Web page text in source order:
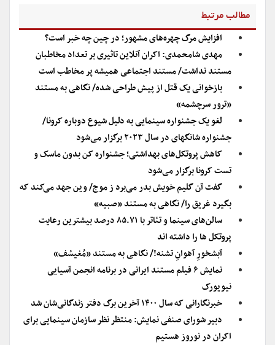
مطالب مرتبط
افزایش مرگ چهره‌های مشهور؛ در چین چه خبر است؟
مهدی شامحمدی: اکران آنلاین تاثیری بر تعداد مخاطبان
مستند نداشت/ مستند اجتماعی همیشه پر مخاطب است
بازخوانی یک قتل از پیش طراحی شده/ نگاهی به مستند
«ترور سرچشمه»
لغو یک جشنواره سینمایی به دلیل شیوع دوباره کرونا/
جشنواره شانگهای در سال ۲۰۲۳ برگزار می‌شود
کاهش پروتکل‌های بهداشتی؛ جشنواره کن بدون ماسک و
تست کرونا برگزار می‌شود
گفت آن گلیم خویش بدر می‌برد ز موج/ وین جهد می‌کند که
بگیرد غریق را/ نگاهی به مستند «صبیه»
سالن‌های سینما و تئاتر با ۸۵.۷۱ درصد بیشترین رعایت
پروتکل ها را داشته اند
آبشخورِ آهوانِ تشنه!/ نگاهی به مستند «مُغیسُف»
نمایش ۶ فیلم مستند ایرانی در برنامه انجمن آسیایی
نیویورک
خبرنگارانی که سال ۱۴۰۰ آخرین برگ دفتر زندگانی‌شان شد
دبیر شورای صنفی نمایش: منتظر نظر سازمان سینمایی برای
اکران در نوروز هستیم